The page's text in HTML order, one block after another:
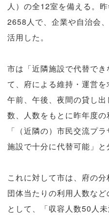
人）の全12室を備える。
2658人で、企業や自治会
活用した。
市は「近隣施設で代替で
て、府による維持・運営を
午前、午後、夜間の貸し
数、人数をもとに昨年度の
「（近隣の）市民交流プ
施設で十分に代替可能」と
これに対して市は、府の
団体当たりの利用人数な
として、「収容人数50人